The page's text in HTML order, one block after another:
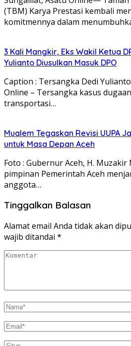
(TBM) Karya Prestasi kembali
komitmennya dalam
3 Kali Mangkir, Eks Wakil Ketua
Yulianto Diusulkan Masuk DPO
Caption : Tersangka Dedi
Online – Tersangka kasus
transportasi…
Mualem Tegaskan Revisi UUPA
untuk Masa Depan Aceh
Foto : Gubernur Aceh, H.
pimpinan Pemerintah Aceh
anggota…
Tinggalkan Balasan
Alamat email Anda tidak akan
wajib ditandai *